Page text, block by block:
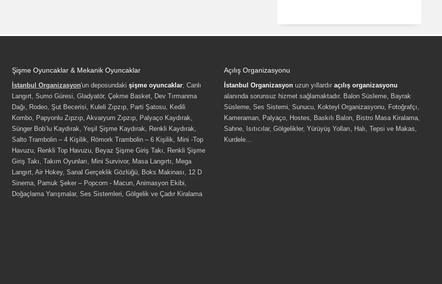
Şişme Oyuncaklar & Mekanik Oyuncaklar
İstanbul Organizasyon'un deposundaki şişme oyuncaklar; Canlı
Langırt, Sumo Güresi, Gladyatör, Çekme Basket, Dev Tırmanma
Dağı, Rodeo, Şut Becerisi, Kuleli Zıpzıp, Parti Şatosu, Kedili
Kombo, Papyonlu Zıpzıp, Akvaryum Zıpzıp, Palyaço Kaydırak,
Sünger Bob’lu Kaydırak, Yeşil Şişme Kaydırak, Renkli Kaydırak,
Salto Trambolin – 4 Kişilik, Römork Trambolin – 6 Kişilik, Mini -Top
Havuzu, Renkli Top Havuzu, Beyaz Şişme Giriş Takı, Renkli Şişme
Giriş Takı, Takım Oyunları, Mini Survivor, Masa Langırtı, Mega
Langırt, Air Hokey, Sanal Gerçeklik Gözlüğü, Boks Makinası, 12 D
Sinema, Pamuk Şeker – Popcorn - Macun, Animasyon Ekibi,
Doğaçlama Yarışmalar, Ses Sistemleri, Gölgelik ve Çadır Kiralama
Açılış Organizasyonu
İstanbul Organizasyon uzun yıllardır açılış organizasyonu
alanında sorunsuz hizmet sağlamaktadır. Balon Süsleme, Bayrak
Süsleme, Ses Sistemi, Sunucu, Kokteyl Organizasyonu, Fotoğrafçı,
Kameraman, Palyaço, Hostes, Baskılı Balon, Bistro Masa Kiralama,
Sahne, Isıtıcılar, Gölgelikler, Yürüyüş Yolları, Halı, Tepsi ve Makas,
Kurdele...